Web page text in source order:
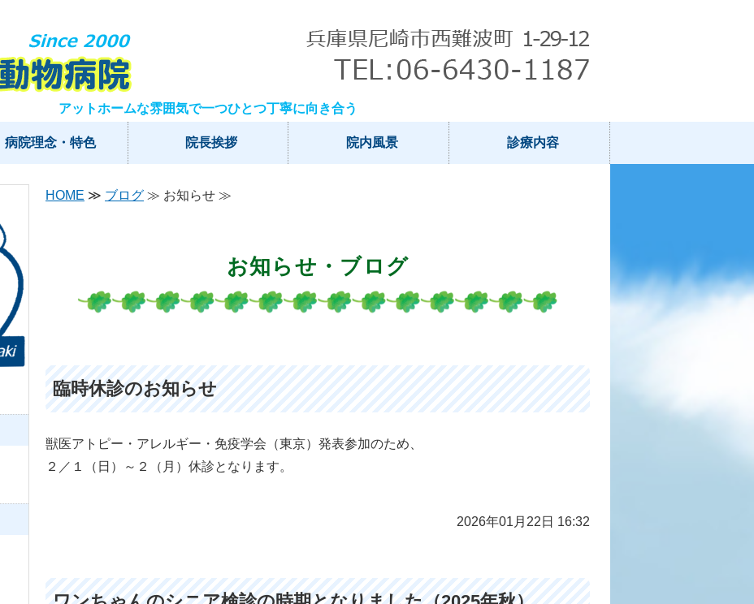
なにわ動物病院｜兵庫県尼崎市
アットホームな雰囲気で一つひとつ丁寧に向き合う
病院理念・特色 院長挨拶 院内風景 診療内容
HOME ≫ ブログ ≫ お知らせ ≫
お知らせ・ブログ
臨時休診のお知らせ
獣医アトピー・アレルギー・免疫学会（東京）発表参加のため、
２／１（日）～２（月）休診となります。
2026年01月22日 16:32